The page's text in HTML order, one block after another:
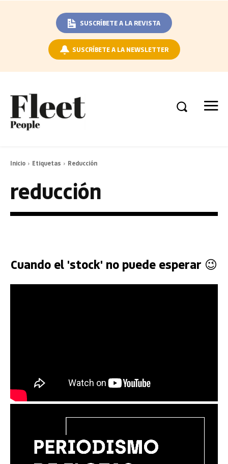
SUSCRÍBETE A LA REVISTA
SUSCRÍBETE A LA NEWSLETTER
Inicio Etiquetas Reducción
reducción
Cuando el 'stock' no puede esperar 😉